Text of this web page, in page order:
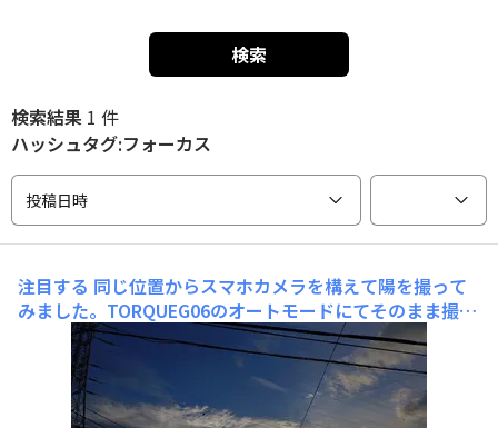
検索
検索結果 1 件
ハッシュタグ:フォーカス
投稿日時
注目する 同じ位置からスマホカメラを構えて陽を撮って
みました。TORQUEG06のオートモードにてそのまま撮影
続けて同じ体勢と位置のまま、太陽の部分をタッチして撮
影します。TORQUE G06のオートモードにて太陽にフォー
カスを合わせて撮影全体的に明るさが落ちて、さらに夕暮
れっぽい感じになってますでしょうか？